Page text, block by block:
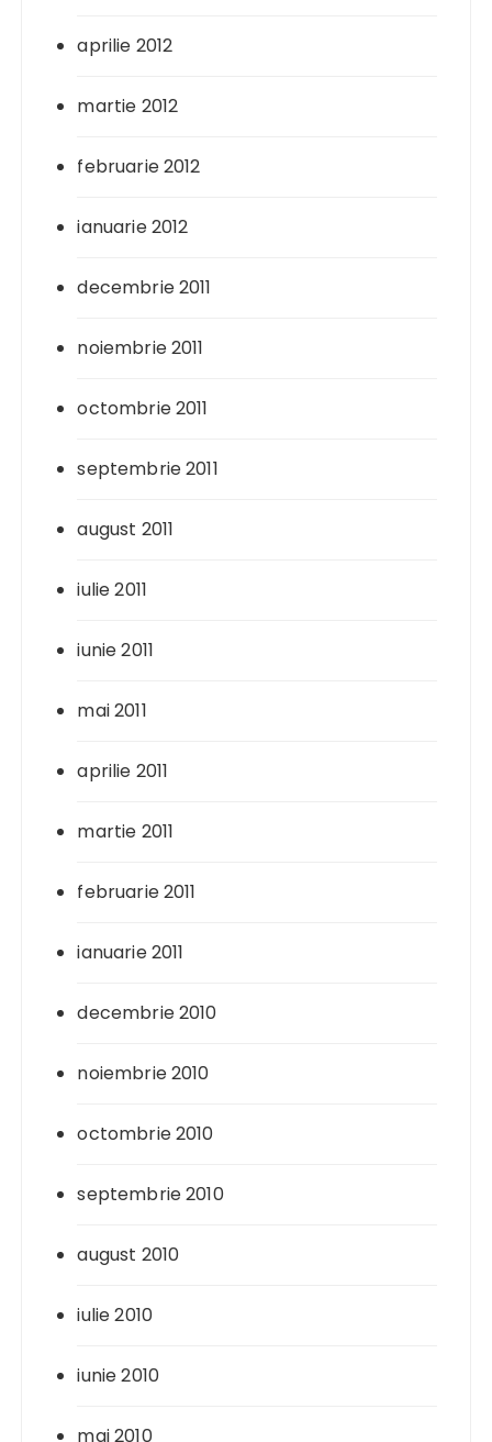
aprilie 2012
martie 2012
februarie 2012
ianuarie 2012
decembrie 2011
noiembrie 2011
octombrie 2011
septembrie 2011
august 2011
iulie 2011
iunie 2011
mai 2011
aprilie 2011
martie 2011
februarie 2011
ianuarie 2011
decembrie 2010
noiembrie 2010
octombrie 2010
septembrie 2010
august 2010
iulie 2010
iunie 2010
mai 2010